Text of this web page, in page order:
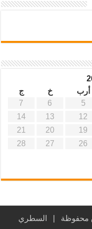
أرب خ
ج
5
6
7
12
13
14
19
20
21
26
27
28
السطري